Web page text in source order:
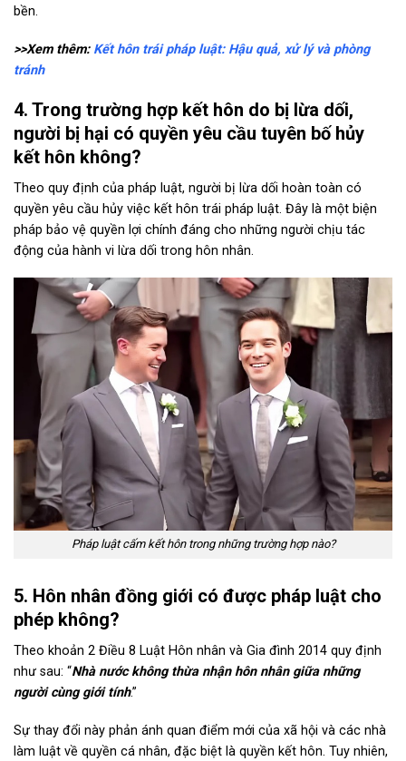
bền.
>>Xem thêm: Kết hôn trái pháp luật: Hậu quả, xử lý và phòng
tránh
4. Trong trường hợp kết hôn do bị lừa dối,
người bị hại có quyền yêu cầu tuyên bố hủy
kết hôn không?
Theo quy định của pháp luật, người bị lừa dối hoàn toàn có
quyền yêu cầu hủy việc kết hôn trái pháp luật. Đây là một biện
pháp bảo vệ quyền lợi chính đáng cho những người chịu tác
động của hành vi lừa dối trong hôn nhân.
Pháp luật cấm kết hôn trong những trường hợp nào?
5. Hôn nhân đồng giới có được pháp luật cho
phép không?
Theo khoản 2 Điều 8 Luật Hôn nhân và Gia đình 2014 quy định
như sau: “Nhà nước không thừa nhận hôn nhân giữa những
người cùng giới tính.”
Sự thay đổi này phản ánh quan điểm mới của xã hội và các nhà
làm luật về quyền cá nhân, đặc biệt là quyền kết hôn. Tuy nhiên,